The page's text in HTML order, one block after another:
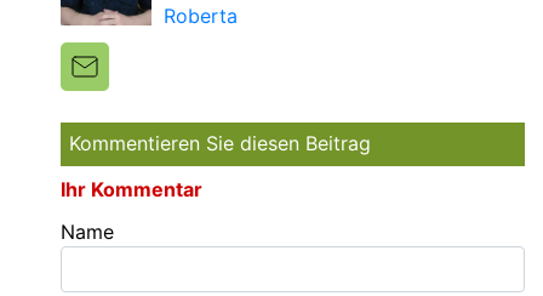
Roberta
Kommentieren Sie diesen Beitrag
Ihr Kommentar
Name